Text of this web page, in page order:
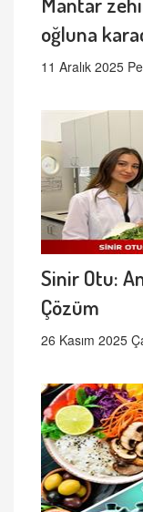
oğluna
11 Aralık 2025
Sinir Otu:
Çözüm
26 Kasım 2025